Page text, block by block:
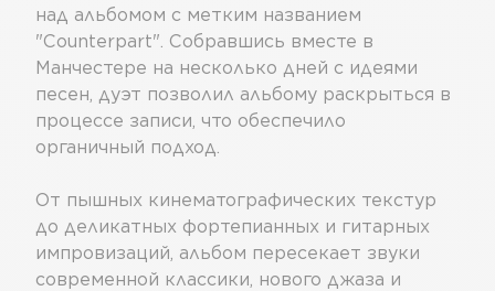
над альбомом с метким названием
"Counterpart". Собравшись вместе в
Манчестере на несколько дней с идеями
песен, дуэт позволил альбому раскрыться в
процессе записи, что обеспечило
органичный подход.
От пышных кинематографических текстур
до деликатных фортепианных и гитарных
импровизаций, альбом пересекает звуки
современной классики, нового джаза и